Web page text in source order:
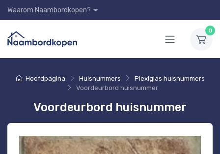
Waarom Naambordkopen?
0
Hoofdpagina Huisnummers
Plexiglas huisnummers
Voordeurbord huisnummer
Voordeurbord huisnummer